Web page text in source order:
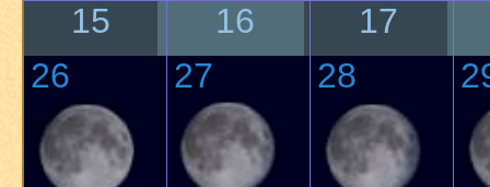
15
26
16
27
17
28